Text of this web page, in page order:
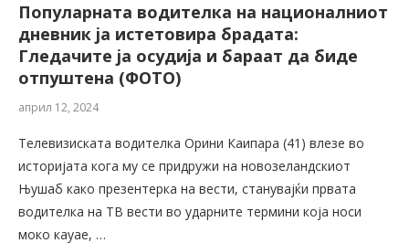
Популарната водителка на националниот
дневник ја истетовира брадата:
Гледачите ја осудија и бараат да биде
отпуштена (ФОТО)
април 12, 2024
Телевизиската водителка Орини Каипара (41) влезе во
историјата кога му се придружи на новозеландскиот
Њушаб како презентерка на вести, станувајќи првата
водителка на ТВ вести во ударните термини која носи
моко кауае, …